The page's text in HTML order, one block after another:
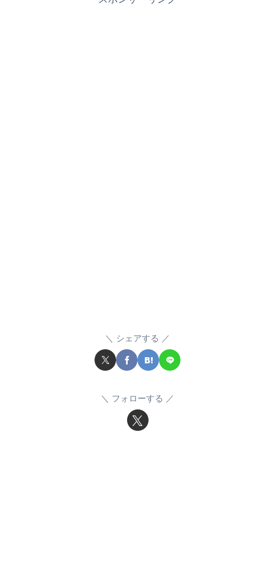
シェアする
フォローする